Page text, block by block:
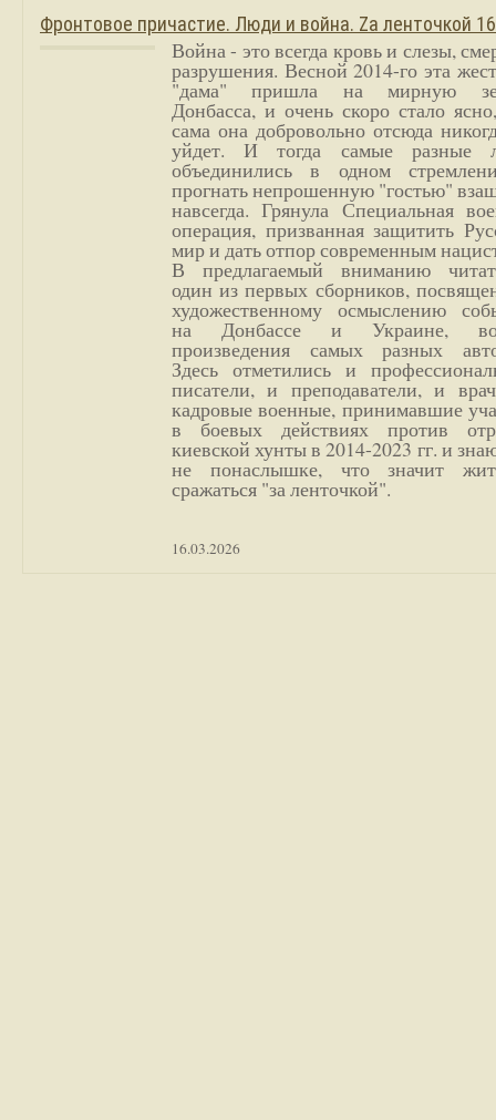
Фронтовое причастие. Люди и война. Zа ленточкой
Война - это всегда кровь и слезы,
разрушения. Весной 2014-го эта
"дама" пришла на мирную
Донбасса, и очень скоро стало
сама она добровольно отсюда
уйдет. И тогда самые разные
объединились в одном
прогнать непрошенную "гостью"
навсегда. Грянула Специальная
операция, призванная защитить
мир и дать отпор современным
В предлагаемый вниманию
один из первых сборников,
художественному осмыслению
на Донбассе и Украине,
произведения самых разных
Здесь отметились и
писатели, и преподаватели, и
кадровые военные, принимавшие
в боевых действиях против
киевской хунты в 2014-2023 гг. и
не понаслышке, что значит
сражаться "за ленточкой".
16.03.2026